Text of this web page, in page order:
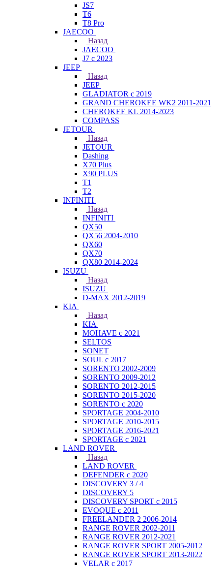
JS7
T6
T8 Pro
JAECOO
Назад
JAECOO
J7 с 2023
JEEP
Назад
JEEP
GLADIATOR с 2019
GRAND CHEROKEE WK2 2011-2021
CHEROKEE KL 2014-2023
COMPASS
JETOUR
Назад
JETOUR
Dashing
X70 Plus
X90 PLUS
T1
T2
INFINITI
Назад
INFINITI
QX50
QX56 2004-2010
QX60
QX70
QX80 2014-2024
ISUZU
Назад
ISUZU
D-MAX 2012-2019
KIA
Назад
KIA
MOHAVE с 2021
SELTOS
SONET
SOUL с 2017
SORENTO 2002-2009
SORENTO 2009-2012
SORENTO 2012-2015
SORENTO 2015-2020
SORENTO с 2020
SPORTAGE 2004-2010
SPORTAGE 2010-2015
SPORTAGE 2016-2021
SPORTAGE с 2021
LAND ROVER
Назад
LAND ROVER
DEFENDER с 2020
DISCOVERY 3 / 4
DISCOVERY 5
DISCOVERY SPORT с 2015
EVOQUE с 2011
FREELANDER 2 2006-2014
RANGE ROVER 2002-2011
RANGE ROVER 2012-2021
RANGE ROVER SPORT 2005-2012
RANGE ROVER SPORT 2013-2022
VELAR с 2017